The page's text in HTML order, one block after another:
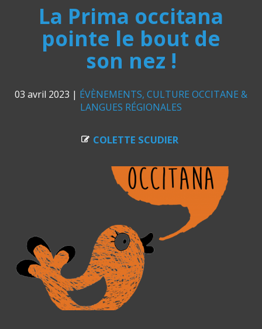
La Prima occitana
pointe le bout de
son nez !
03 avril 2023 | ÉVÈNEMENTS CULTURE OCCITANE &
LANGUES RÉGIONALES
COLETTE SCUDIER